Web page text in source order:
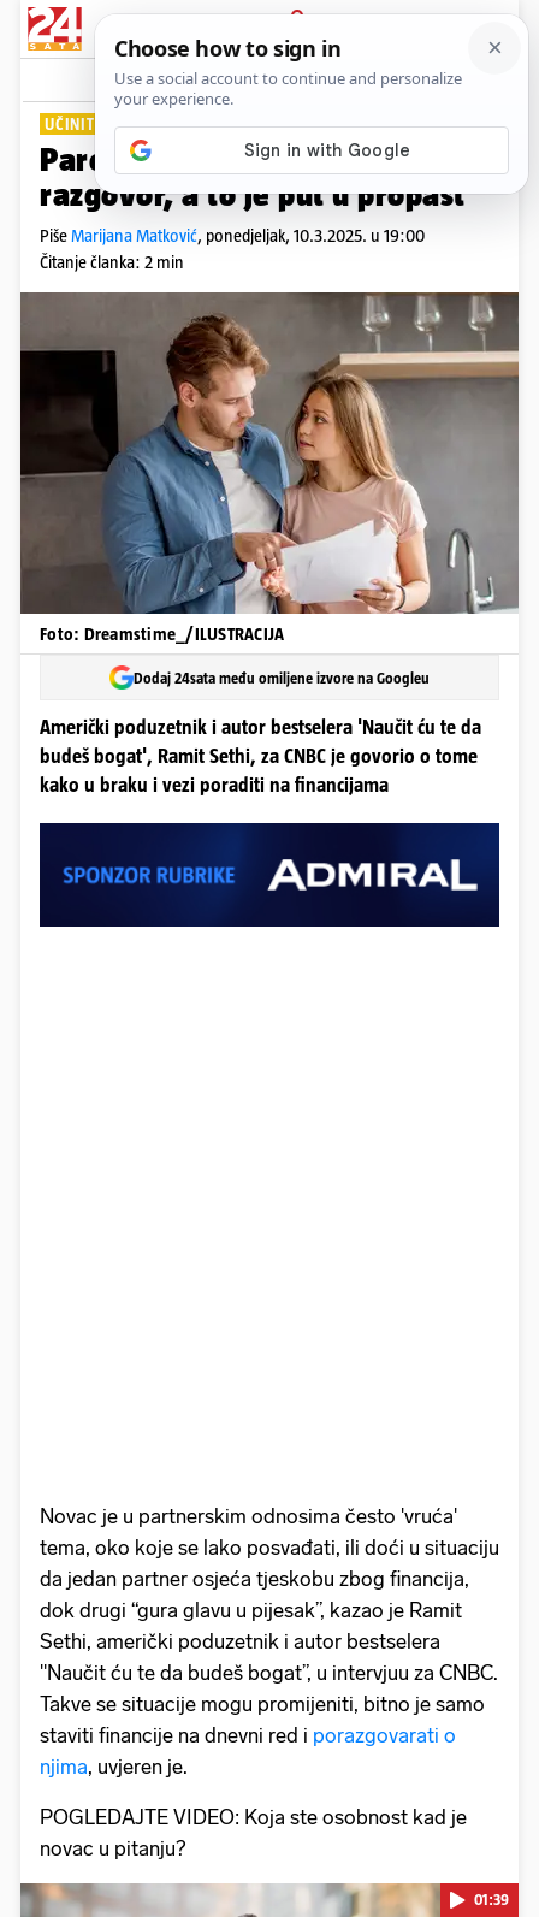
PRIJAVA
Lifestyle Komentari
UČINITE TO ZA VAS!
Parovi često izbjegavaju ovaj
razgovor, a to je put u propast
PišeMarijana Matković, ponedjeljak, 10.3.2025. u 19:00
Čitanje članka: 2 min
Foto: Dreamstime_/ILUSTRACIJA
Dodaj 24sata među omiljene izvore na Googleu
Američki poduzetnik i autor bestselera 'Naučit ću te da
budeš bogat', Ramit Sethi, za CNBC je govorio o tome
kako u braku i vezi poraditi na financijama
Novac je u partnerskim odnosima često 'vruća'
tema, oko koje se lako posvađati, ili doći u situaciju
da jedan partner osjeća tjeskobu zbog financija,
dok drugi “gura glavu u pijesak”, kazao je Ramit
Sethi, američki poduzetnik i autor bestselera
"Naučit ću te da budeš bogat”, u intervjuu za CNBC.
Takve se situacije mogu promijeniti, bitno je samo
staviti financije na dnevni red i porazgovarati o
njima, uvjeren je.
POGLEDAJTE VIDEO: Koja ste osobnost kad je
novac u pitanju?
01:39